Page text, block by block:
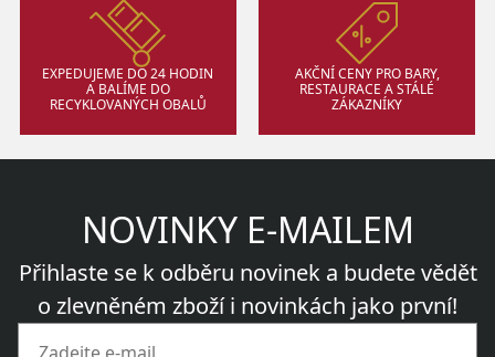
EXPEDUJEME DO 24 HODIN
A BALÍME DO
RECYKLOVANÝCH OBALŮ
AKČNÍ CENY PRO BARY,
RESTAURACE A STÁLÉ
ZÁKAZNÍKY
NOVINKY E-MAILEM
Přihlaste se k odběru novinek a budete vědět
o zlevněném zboží i novinkách jako první!